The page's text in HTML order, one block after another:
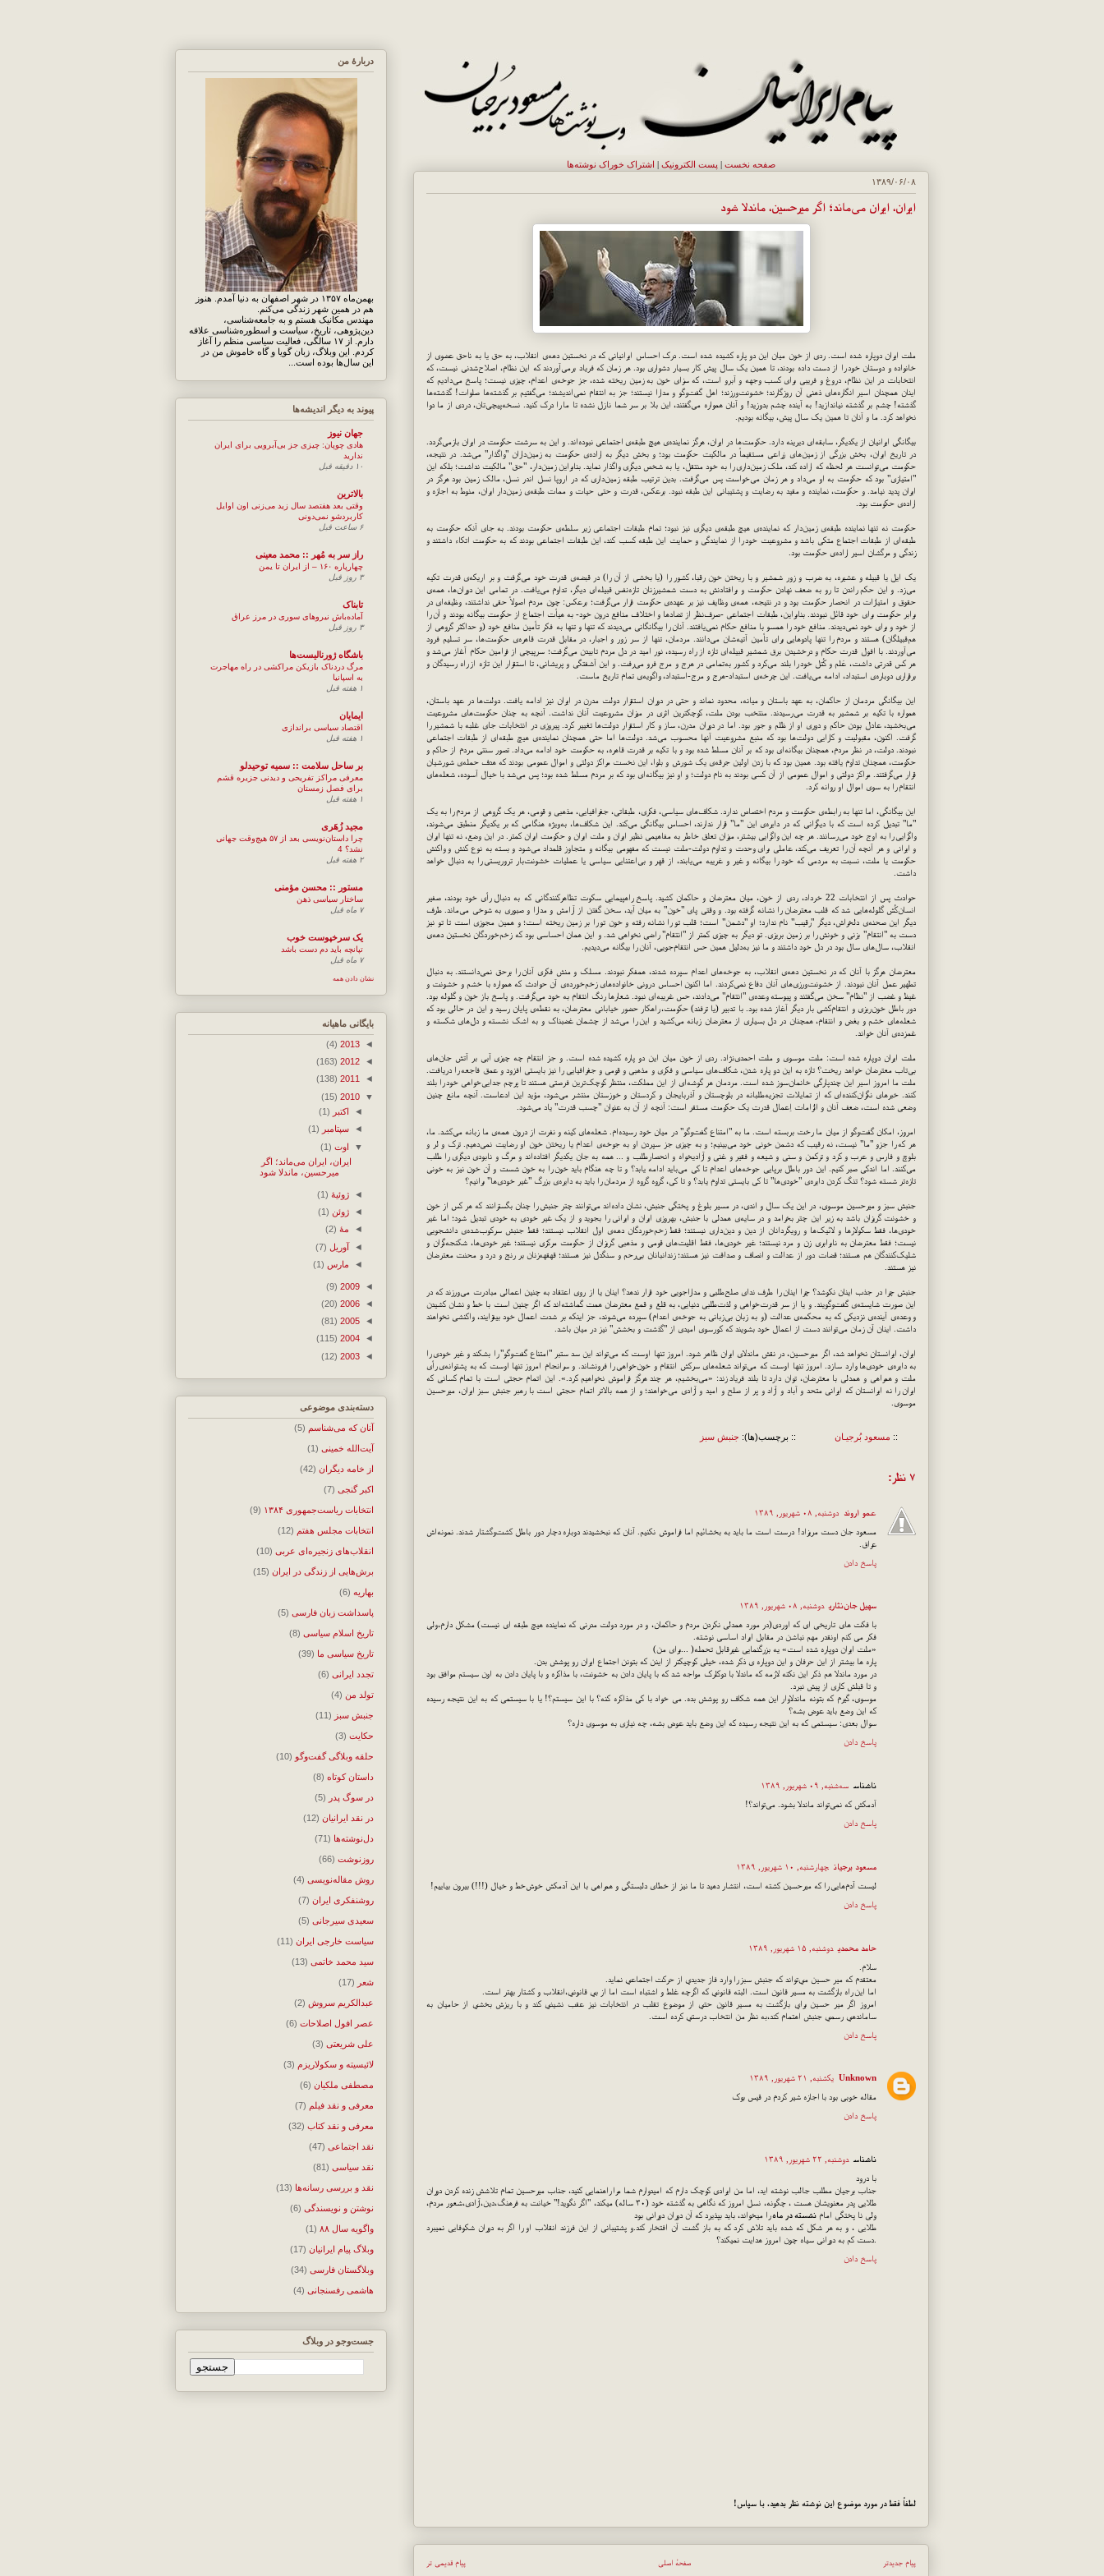
صفحه نخست | پست الکترونيک | اشتراک خوراک نوشته‌ها
۱۳۸۹/۰۶/۰۸
ایران، ایران می‌ماند؛ اگر میرحسین، ماندلا شود
ملت ایران دوپاره شده است. ردی از خون میان این دو پاره کشیده شده است. درک احساس ایرانیانی که در نخستین دهه‌ی انقلاب، به حق یا به ناحق عضوی از
خانواده و دوستان خود را از دست داده بودند، تا همین یک سال پیش کار بسیار دشواری بود. هر زمان که فریاد برمی‌آوردند که این نظام، اصلاح‌شدنی نیست، که
انتخابات در این نظام، دروغ و فریبی برای کسب وجهه و آبرو است، که سزای خون به زمین ریخته شده، جز جوخه‌ی اعدام، چیزی نیست؛ پاسخ می‌دادیم که
اینان همچنان اسیر انگاره‌های ذهنی آن روزگارند؛ خشونت‌ورزند؛ اهل گفت‌وگو و مدارا نیستند؛ جز به انتقام نمی‌اندیشند؛ می‌گفتیم بر گذشته‌ها صلوات! گذشته‌ها
گذشته! چشم بر گذشته نیاندازید! به آینده چشم بدوزید! و آنان همواره می‌گفتند، این بلا بر سر شما نازل نشده تا ما را درک کنید. نسخه‌پیچی‌تان، دردی از ما دوا
نخواهد کرد. ما و آنان تا همین یک سال پیش، بیگانه بودیم.
بیگانگی ایرانیان از یکدیگر، سابقه‌ای دیرینه دارد. حکومت‌ها در ایران، هرگز نماینده‌ی هیچ طبقه‌ی اجتماعی نبوده‌اند. و این به سرشت حکومت در ایران بازمی‌گردد.
در تاریخ ایران، بخش بزرگی از زمین‌های زراعی مستقیماً در مالکیت حکومت بود؛ و بخش دیگر به اراده‌ی حکومت به زمین‌داران "واگذار" می‌شد. در نتیجه،
حکومت می‌توانست هر لحظه که اراده کند، ملک زمین‌داری را به خود منتقل، یا به شخص دیگری واگذار نماید. بنابراین زمین‌دار، "حق" مالکیت نداشت؛ بلکه این
"امتیازی" بود که حکومت به او می‌داد و هر زمان می‌خواست پس می‌گرفت. بدین ترتیب طبقه‌ زمین‌داری که در اروپا نسل اندر نسل، مالک زمین بود هرگز در
ایران پدید نیامد. و حکومت، نماینده و مقید به رضایت و پشتیبانی این طبقه نبود. برعکس، قدرت و حتی حیات و ممات طبقه‌ی زمین‌دار ایران، منوط به اجازه و
اراده‌ی حکومت بود.
حکومت نه تنها نماینده طبقه‌ی زمین‌دار که نماینده‌ی هیچ طبقه‌ی دیگری نیز نبود؛ تمام طبقات اجتماعی زیر سلطه‌ی حکومت بودند. به جای آنکه حکومت به
طبقه‌ای از طبقات اجتماع متکی باشد و مشروعیت خود را از نمایندگی و حمایت این طبقه کسب کند، این طبقات اجتماعی بودند که به حکومت اتکاء داشتند و
زندگی و مرگشان اسیر اراده‌ی حکومت بود.
یک ایل یا قبیله و عشیره، به ضرب و زور شمشیر و با ریختن خون رقبا، کشور را (یا بخشی از آن را) در قبضه‌ی قدرت خود می‌گرفت و بر اریکه‌ی قدرت تکیه
می‌زد. و این حکم راندن تا رو به ضعف نهادن حکومت و برافتادنش به دست شمشیرزنان تازه‌نفس قبیله‌ای دیگر، تداوم می‌یافت. در تمامی این دوران‌ها، همه‌ی
حقوق و امتیازات در انحصار حکومت بود و در نتیجه، همه‌ی وظایف نیز بر عهده‌ی حکومت قرار می‌گرفت؛ برعکس: چون مردم اصولاً حقی نداشتند، وظیفه‌ای در
برابر حکومت برای خود قائل نبودند. بنابراین، طبقات اجتماعی -صرف‌نظر از تضادها و اختلاف منافع درون خود- به هیأت اجتماع از حکومت بیگانه بودند و آن را
از خود و برای خود نمی‌دیدند. منافع خود را همسو با منافع حکام نمی‌یافتند. آنان را بیگانگانی می‌دیدند که تنها و تنها به فکر تأمین منافع خود (و حداکثر گروهی از
هم‌قبیلگان) هستند و مردم را تنها پادوهایی برای تأمین آتیه‌شان می‌دانند. مردمان، تنها از سر زور و اجبار، در مقابل قدرت قاهره‌ی حکومت‌ها، سر تسلیم فرود
می‌آوردند. با افول قدرت حکام و درخشیدن برق شمشیر قبیله‌ای تازه از راه رسیده، نور امید در دل مردم تابیدن می‌گرفت؛ سرپیچی از فرامین حکام آغاز می‌شد و
هر کس قدرتی داشت، عَلم و کُتل خود را بلند می‌کرد و کشور به‌تمامی در هرج و مرج فرو می‌رفت. و این آشفتگی و پریشانی، تا استقرار این تازه از راه رسیدگان و
برقراری دوباره‌ی استبداد، ادامه می‌یافت. این چرخه‌ی استبداد-هرج و مرج-استبداد، واگویه‌ی تمام تاریخ ماست.
این بیگانگی مردمان از حاکمان، به عهد باستان و میانه، محدود نماند و حتی در دوران استقرار دولت مدرن در ایران نیز ادامه یافت. دولت‌ها در عهد باستان،
همواره با تکیه بر شمشیر به قدرت می‌رسیدند. منتخب بودن ملت، کوچکترین اثری در میزان مشروعیت آنان نداشت. آنچه به چنان حکومت‌های مشروعیت
می‌بخشید، عادل بودن حاکم و دوری او از ظلم و جور بود. اما در دوران مدرن، ساز و کار استقرار دولت‌ها تغییر کرد. پیروزی در انتخابات جای غلبه با شمشیر را
گرفت. اکنون، مقبولیت و کارایی دولت‌ها بود که منبع مشروعیت آنها محسوب می‌شد. دولت‌ها اما حتی همچنان نماینده‌ی هیچ طبقه‌ای از طبقات اجتماعی
نبودند. دولت، در نظر مردم، همچنان بیگانه‌ای بود که بر آنان مسلط شده بود و با تکیه بر قدرت قاهره، به حکومت خود ادامه می‌داد. تصور سنتی مردم از حاکم و
حکومت، همچنان تداوم یافته بود. همین بود که با زدن اولین جرقه‌ی یک شورش و بلوا، این نخست مراکز دولتی و اموال عمومی بودند که هدف حمله‌ی شورشیان
قرار می‌گرفتند. مراکز دولتی و اموال عمومی از آن کسی بودند به نام دولت؛ و او نیز بیگانه‌ای بود که بر مردم مسلط شده بود؛ پس می‌شد با خیال آسوده، شعله‌های
انتقام را به سوی اموال او روانه کرد.
این بیگانگی، اما تنها به رابطه‌ی حکومت و مردم اختصاص ندارد. شکاف‌های سیاسی، فکری، طبقاتی، جغرافیایی، مذهبی و قومی، هر یک گروهی از مردم را به یک
"ما" تبدیل کرده است که با دیگرانی که در دایره‌ی این "ما" قرار ندارند، احساس بیگانگی می‌کند. این شکاف‌ها، به‌ویژه هنگامی که بر یکدیگر منطبق می‌شوند،
واگرایی را به اوج خود می‌رسانند. هر چه این واگرایی بیشتر، میزان تعلق خاطر به مفاهیمی نظیر ایران و ملت ایران و حکومت ایران کمتر. در این وضع، نه تنها ایران
و ایرانی و هر آنچه آن را تعریف می‌کند، عاملی برای وحدت و تداوم دولت-ملت نیست که مفهومی بیگانه و متجاوز قلمداد می‌شود و بسته به نوع کنش و واکنش
حکومت یا ملت، نسبت به مردمی که خود را بیگانه و غیر و غریبه می‌یابند، از قهر و بی‌اعتنایی سیاسی یا عملیات خشونت‌بار تروریستی را به دنبال خواهد
داشت.
حوادث پس از انتخابات 22 خرداد، ردی از خون، میان معترضان و حاکمان کشید. پاسخ راهپیماییِ سکوت تظاهرکنندگانی که به دنبال رأی خود بودند، صفیر
انسان‌کُش گلوله‌هایی شد که قلب معترضان را نشانه گرفته بود. و وقتی پای "خون" به میان آید، سخن گفتن از آرامش و مدارا و صبوری به شوخی می‌ماند. طرف
دیگر این صحنه‌ی دلخراش، دیگر "رقیب" نام ندارد؛ او "دشمن" است؛ قلب تو را نشانه رفته و خون تو را بر زمین ریخته است؛ و همین مجوزی است تا تو نیز
دست به "انتقام" بزنی و خونش را بر زمین بریزی. تو دیگر به چیزی کمتر از "انتقام" راضی نخواهی شد. و این همان احساسی بود که زخم‌خوردگان نخستین دهه‌ی
انقلاب، سال‌های سال بود در دل خود داشتند و ما نیز به‌دلیل همین حس انتقام‌جویی، آنان را بیگانه می‌دیدیم.
معترضان هرگز با آنان که در نخستین دهه‌ی انقلاب، به جوخه‌های اعدام سپرده شدند، همفکر نبودند. مسلک و منش فکری آنان را برحق نمی‌دانستند. به دنبال
تطهیر عمل آنان نبودند. از خشونت‌ورزی‌های آنان دفاع نمی‌کردند. اما اکنون احساس درونی خانواده‌های زخم‌خورده‌ی آن حوادث که همواره با خشم و خشونت و
غیظ و غضب از "نظام" سخن می‌گفتند و پیوسته وعده‌ی "انتقام" می‌دادند، حس غریبه‌ای نبود. شعارها رنگ انتقام به خود می‌گرفت. و پاسخ باز خون و گلوله بود.
دور باطل خون‌ریزی و انتقام‌کشی بار دیگر آغاز شده بود. با تدبیر (یا ترفند) حکومت، راهکار حضور خیابانی معترضان، به نقطه‌ی پایان رسید و این در حالی بود که
شعله‌های خشم و بغض و انتقام، همچنان در دل بسیاری از معترضان زبانه می‌کشید و این را می‌شد از چشمان غضبناک و به اشک نشسته و دل‌های شکسته و
غمزده‌ی آنان خواند.
ملت ایران دوپاره شده است: ملت موسوی و ملت احمدی‌نژاد. ردی از خون میان این دو پاره کشیده شده است. و جز انتقام چه چیزی آبی بر آتش جان‌های
بی‌تاب معترضان خواهد ریخت؟ تازه به این دو پاره شدن، شکاف‌های سیاسی و فکری و مذهبی و قومی و جغرافیایی را نیز بایستی افزود و عمق فاجعه را دریافت.
ملت ما امروز اسیر این چندپارگی خانمان‌سوز شده است. مردمان هر گوشه‌ای از این مملکت، منتظر کوچک‌ترین فرصتی هستند تا پرچم جدایی‌خواهی خود را بلند
کنند. خبرهای نگران‌کننده‌ای که از تمایلات تجزیه‌طلبانه در بلوچستان و آذربایجان و کردستان و خوزستان منتشر می‌شود، مؤید این ادعاست. آنچه مانع چنین
وضعی شده است، ضعف آنان و الزامات اِعمال قدرت یک حکومت مستقر است: آنچه از آن به عنوان "چسب قدرت" یاد می‌شود.
امروز، امکان گفت‌وگو از میان ما رخت بربسته است. ما به "امتناع گفت‌وگو" در میان خود رسیده‌ام. شعله‌های کینه و نفرت از درون همه‌ی ما زبانه می‌کشد. ما،
هر که را جزو "ما" نیست، نه رقیب که دشمن خونی خود می‌بینیم؛ و به چیزی جز سپردن او به جوخه‌ی اعدام یا ریختن خون او رضایت نمی‌دهیم. ترک و لر و
بلوچ و فارس و عرب و کرد و ترکمن و سنی و شیعه و فقیر و غنی و آزادیخواه و انحصارطلب و ... همه به جان یکدیگر افتاده‌اند و مرگ و نابودی دیگری را طلب
می‌کنند. اما اندکی صبر کنیم. این دور باطل برپایی جوخه‌های اعدام تا کی می‌باید ادامه یابد؟ و تا چه هنگام باید خون را به خون شست و آن خون نیز به خونی
تازه‌تر شسته شود؟ تنگ کردن دایره‌ی "خودی‌ها" تا کی بایستی تداوم یابد؟ و تا کی، گروه گروه از مردمان را باید به دایره‌ی بزرگ "غیر خودی‌ها" برانیم؟
جنبش سبز و میرحسین موسوی، در این یک سال و اندی، در مسیر بلوغ و پختگی جنبش، نشان داده‌اند می‌توانند چتر جنبش را چنان بگسترانند که هر کس از خون
و خشونت گریزان باشد به زیر این چتر بخرامد و در سایه‌ی همدلی با جنبش، بهروزی ایران و ایرانی را بجوید و از یک غیر خودی به خودی تبدیل شود؛ اما غیر
خودی‌ها، فقط سکولارها و لائیک‌ها و رویگردانان از دین و دین‌داری نیستند؛ فقط زخم‌خوردگان دهه‌ی اول انقلاب نیستند؛ فقط جنبش سرکوب‌شده‌ی دانشجویی
نیست؛ فقط معترضان به نابرابری زن و مرد نیستند؛ غیر خودی‌ها، فقط اقلیت‌های قومی و مذهبی گریزان از حکومت مرکزی نیستند؛ غیر خودی‌ها، شکنجه‌گران و
شلیک‌کنندگان هم هستند؛ قضات دور از عدالت و انصاف و صداقت نیز هستند؛ زندانبانان بی‌رحم و سنگدل نیز هستند؛ قهقهه‌زنان بر رنج و درد و محنت معترضان
نیز هستند.
جنبش چرا در جذب اینان نکوشد؟ چرا اینان را طرف ندای صلح‌طلبی و مداراجویی خود قرار ندهد؟ اینان یا از روی اعتقاد به چنین اعمالی مبادرت می‌ورزند که در
این صورت شایسته‌ی گفت‌وگویند. و یا از سر قدرت‌خواهی و لذت‌طلبی دنیایی، به قلع و قمع معترضان همت گماشته‌اند که اگر چنین است با خط و نشان کشیدن
و وعده‌ی آینده‌ی نزدیکی که به محکمه‌ی عدالت (و به زبان بی‌زبانی به جوخه‌ی اعدام) سپرده می‌شوند، جز اینکه بر شدت اعمال خود بیفزایند، واکنشی نخواهند
داشت. اینان آن زمان می‌توانند دست از اعمال خود بشویند که کورسوی امیدی از "گذشت و بخشش" نیز در میان باشد.
ایران، ایرانستان نخواهد شد، اگر میرحسین، در نقش ماندلای ایران ظاهر شود. امروز تنها اوست که می‌تواند این سد ستبر "امتناع گفت‌وگو" را بشکند و غیر خودی را
به دایره‌ی خودی‌ها وارد سازد. امروز تنها اوست که می‌تواند شعله‌های سرکش انتقام و خون‌خواهی را فرونشاند. و سرانجام امروز تنها اوست که به پشتوانه‌ی رأی
ملت و همراهی و همدلی با معترضان، توان دارد تا بلند فریاد زند: «می‌بخشیم، هر چند هرگز فراموش نخواهیم کرد.». این اتمام حجتی است با تمام کسانی که
ایران را نه ایرانستان که ایرانی متحد و آباد و آزاد و پر از صلح و امید و آزادی می‌خواهند؛ و از همه بالاتر اتمام حجتی است با رهبر جنبش سبز ایران، میرحسین
موسوی.
:: مسعود بُرجيـان :: برچسب(ها): جنبش سبز
۷ نظر:
عمو اروند دوشنبه, ۰۸ شهریور, ۱۳۸۹
مسعود جان دست مریزاد! درست است ما باید به بخشائیم اما فراموش نکنیم. آنان که نبخشیدند دوباره دچار دور باطل کشت‌وگشتار شدند. نمونه‌اش
عراق.
پاسخ دادن
سهیل جان‌نثاری دوشنبه, ۰۸ شهریور, ۱۳۸۹
با فکت های تاریخی ای که اوردی(در مورد همدلی نکردن مردم و حاکمان، و در مورد دولت مدرنی که نماینده هیچ طبقه ای نیست) مشکل دارم،‌ولی
فکر می کنم اونقدر مهم نباشن در مقابل ایراد اساسی نوشته.
«ملت ایران دوپاره شده است» یه بزرگنمایی غیرقابل تحمله( ...برای من)
پاره ها بیشتر از این حرفان و این دوپاره ی ذکر شده، خیلی کوچیکتر از اینن که بتونن اجتماع ایران رو پوشش بدن.
در مورد ماندلا هم ذکر این نکته لازمه که ماندلا با دوکلرک مواجه شد که با پایان دادن به خشونت، با مذاکره و با پایان دادن به اون سیستم موافق بود
و تا قبلش کاری از پیش نبرد.
موسوی، گیرم که بتونه ماندلاوار این همه شکاف رو پوشش بده. می خواد با کی مذاکره کنه؟ با این سیستم؟! یا با سیستمی که به این نتیجه رسیده
که این وضع باید عوض بشه؟
سوال بعدی: سیستمی که به این نتیجه رسیده که این وضع باید عوض بشه، چه نیازی به موسوی داره؟
پاسخ دادن
ناشناس سه‌شنبه, ۰۹ شهریور, ۱۳۸۹
آدمکش که نمی‌تواند ماندلا بشود. می‌تواند؟!
پاسخ دادن
مسعود برجیان چهارشنبه, ۱۰ شهریور, ۱۳۸۹
لیست آدم‌هایی را که میرحسین کشته است، انتشار دهید تا ما نیز از خطای دلبستگی و همراهی با این آدمکش خوش‌خط و خیال (!!!) بیرون بیاییم!
پاسخ دادن
حامد محمدي دوشنبه, ۱۵ شهریور, ۱۳۸۹
سلام.
معتقدم كه مير حسين مي‌تواند كه جنبش سبز را وارد فاز جديدي از حركت اجتماعي نمايد.
اما اين راه بازگشت به مسير قانون است. البته قانوني كه اگرچه غلط و اشتباه است اما از بي قانوني،‌انقلاب و كشتار بهتر است.
امروز اگر مير حسين براي بازگشت به مسير قانون حتي از موضوع تقلب در انتخابات نيز عقب نشيني كند و با ريزش بخشي از حاميان به
ساماندهي رسمي جنبش اهتمام كند،‌به نظر من انتخاب درستي كرده است.
پاسخ دادن
Unknown یکشنبه, ۲۱ شهریور, ۱۳۸۹
مقاله خوبی بود با اجازه شیر کردم در قیس بوک
پاسخ دادن
ناشناس دوشنبه, ۲۲ شهریور, ۱۳۸۹
با درود
جناب برجیان مطلب جالب نوشته اید، اما من ایرادی کوچک دارم که امیدوارم شما مرا راهنمایی کنید، جناب میرحسین تمام تلاشش زنده کردن دوران
طلایی پدر معنویشان هست ، چگونه، نسل امروز که نگاهی به گذشته خود (۳۰ ساله) میکند، "اگر نگوید!" خیانت به فرهنگ،دین،آزادی،شعور مردم،
ولی نا پختگی امام نشسته در ماهرا میخواند، باید بپذیرد که آن دوران دورانی بود
طلایی ، و به هر شکل که شده باید تلاش کرد که به باز گشت آن افتخار کند.و پشتیبانی از این فرزند انقلاب او را اگر به دوران شکوفایی نمیبرد
.دست کم به دورانی سیاه چون امروز هدایت نمیکند؟
پاسخ دادن
لطفاً فقط در مورد موضوع این نوشته نظر بدهید. با سپاس!
پیام جدیدتر پیام قدیمی تر صفحهٔ اصلی
دربارهٔ من
بهمن‌ماه ۱۳۵۷ در شهر اصفهان به دنیا آمدم. هنوز
هم در همین شهر زندگی می‌کنم.
مهندس مکانیک هستم و به جامعه‌شناسی،
دین‌پژوهی، تاریخ، سیاست و اسطوره‌شناسی علاقه
دارم. از ۱۷ سالگی، فعالیت سیاسی منظم را آغاز
کردم. این وبلاگ، زبان گویا و گاه خاموش من در
این سال‌ها بوده است...
پيوند به ديگر انديشه‌ها
جهان نيوز
هادی چوپان: چیزی جز بی‌آبرویی برای ایران
ندارید
۱۰ دقیقه قبل
بالاترین
وقتی بعد هفتصد سال زید می‌زنی اون اوایل
کاربردشو نمی‌دونی
۶ ساعت قبل
راز سر به مُهر :: محمد معینی
چهارپاره ۱۶۰ – از ایران تا یمن
۳ روز قبل
تابناک
آماده‌باش نیروهای سوری در مرز عراق
۳ روز قبل
باشگاه ژورنالیست‌ها
مرگ دردناک بازیکن مراکشی در راه مهاجرت
به اسپانیا
۱ هفته قبل
ایمایان
اقتصاد سیاسی براندازی
۱ هفته قبل
بر ساحل سلامت :: سمیه توحیدلو
معرفی مراکز تفریحی و دیدنی جزیره قشم
برای فصل زمستان
۱ هفته قبل
مجيد زُهَری
چرا داستان‌نویسی بعد از ۵۷ هیچ‌وقت جهانی
نشد؟ 4
۲ هفته قبل
مستور :: محسن مؤمنی
ساختار سیاسی ذهن
۷ ماه قبل
یک سرخپوست خوب
تپانچه باید دم دست باشد
۷ ماه قبل
نشان دادن همه
بایگانی ماهیانه
◄
2013
(4)
◄
2012
(163)
◄
2011
(138)
▼
2010
(15)
◄ اکتبر (1)
◄سپتامبر (1)
▼ اوت (1)
ایران، ایران می‌ماند؛ اگر
میرحسین، ماندلا شود
◄ژوئیهٔ (1)
◄ژوئن (1)
◄ مهٔ (2)
◄آوریل (7)
◄ مارس (1)
◄
2009
(9)
◄
2006
(20)
◄
2005
(81)
◄
2004
(115)
◄
2003
(12)
دسته‌بندی موضوعی
آنان که می‌شناسم (5)
آیت‌الله خمینی (1)
از خامه دیگران (42)
اکبر گنجی (7)
انتخابات ریاست‌جمهوری ۱۳۸۴ (9)
انتخابات مجلس هفتم (12)
انقلاب‌های زنجیره‌ای عربی (10)
برش‌هایی از زندگی در ایران (15)
بهاریه (6)
پاسداشت زبان فارسی (5)
تاریخ اسلام سیاسی (8)
تاریخ سیاسی ما (39)
تجدد ایرانی (6)
تولد من (4)
جنبش سبز (11)
حکایت (3)
حلقه وبلاگی گفت‌وگو (10)
داستان کوتاه (8)
در سوگ پدر (5)
در نقد ایرانیان (12)
دل‌نوشته‌ها (71)
روزنوشت (66)
روش مقاله‌نویسی (4)
روشنفکری ایران (7)
سعیدی سیرجانی (5)
سیاست خارجی ایران (11)
سید محمد خاتمی (13)
شعر (17)
عبدالکریم سروش (2)
عصر افول اصلاحات (6)
علی شریعتی (3)
لائیسیته و سکولاریزم (3)
مصطفی ملکیان (6)
معرفی و نقد فیلم (7)
معرفی و نقد کتاب (32)
نقد اجتماعی (47)
نقد سیاسی (81)
نقد و بررسی رسانه‌ها (13)
نوشتن و نویسندگی (6)
واگویه سال ۸۸ (1)
وبلاگ پیام ایرانیان (17)
وبلاگستان فارسی (34)
هاشمی رفسنجانی (4)
جست‌وجو در وبلاگ